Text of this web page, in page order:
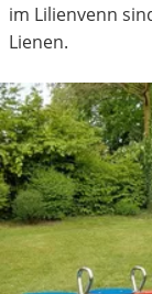
im Lilienvenn
Lienen.